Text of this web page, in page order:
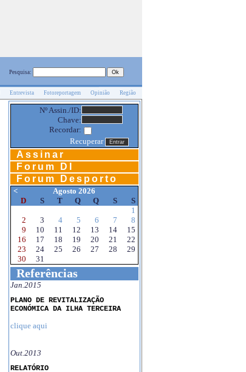
Pesquisa:
Entrevista Fotoreportagem Opinião Região
Nº Assin./ID:
Chave:
Recordar:
Recuperar
Assinar
Forum DI
Forum Desporto
<
Agosto 2026
D
S T Q Q S
S
1
2
3 4 5 6 7
8
9
10 11 12 13 14
15
16
17 18 19 20 21
22
23
24 25 26 27 28
29
30
31
Referências
Jan.2015
PLANO DE REVITALIZAÇÃO
ECONÓMICA DA ILHA TERCEIRA
clique aqui
Out.2013
RELATÓRIO